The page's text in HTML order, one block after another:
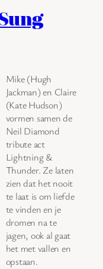
Mike (Hugh
Jackman) en Claire
(Kate Hudson)
vormen samen de
Neil Diamond
tribute act
Lightning &
Thunder. Ze laten
zien dat het nooit
te laat is om liefde
te vinden en je
dromen na te
jagen, ook al gaat
het met vallen en
opstaan.